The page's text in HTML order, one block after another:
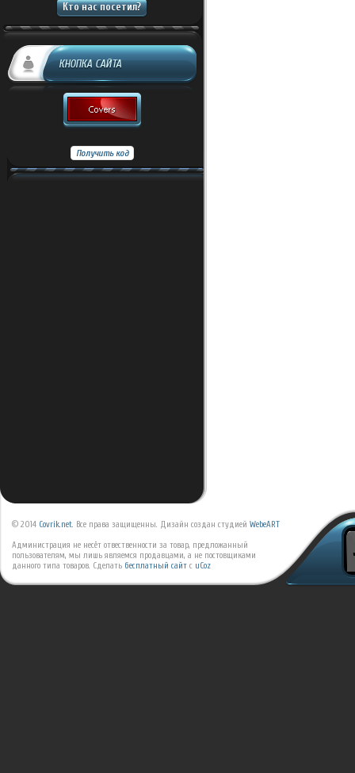
Кто нас посетил?
КНОПКА САЙТА
© 2014 Covrik.net. Все права защищенны. Дизайн создан студией WebeART
Администрация не несёт отвественности за товар, предложанный
пользователям, мы лишь являемся продавцами, а не постовщиками
данного типа товаров. Сделать бесплатный сайт с uCoz